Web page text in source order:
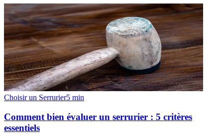
Choisir un Serrurier5 min
Comment bien évaluer un serrurier : 5 critères
essentiels